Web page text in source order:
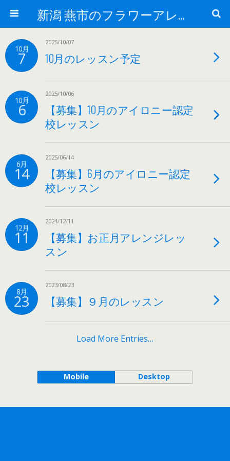
新潟 燕市のフラワーアレンジメント教室・オーダー専門のアトリエ花屋 スノードロップ
10月
7
2025/10/07
10月のレッスン予定
10月
6
2025/10/06
【募集】10月のアイロニー認定
校レッスン
6月
14
2025/06/14
【募集】6月のアイロニー認定
校レッスン
12月
11
2024/12/11
【募集】お正月アレンジレッ
スン
8月
23
2023/08/23
【募集】９月のレッスン
Load More Entries…
Mobile Desktop